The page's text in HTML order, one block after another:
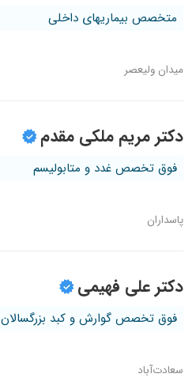
متخصص بیماریهای داخلی
میدان ولیعصر
دکتر مریم ملکی مقدم
فوق تخصص غدد و متابولیسم
پاسداران
دکتر علی فهیمی
فوق تخصص گوارش و کبد بزرگسالان
سعادت‌آباد